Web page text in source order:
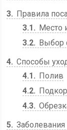
3
Правила
3.1
Место
3.2
Выбор
4 Способы
4.1
Полив
4.2
4.3
5